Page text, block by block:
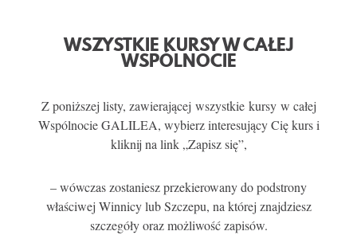
WSZYSTKIE KURSY W CAŁEJ
WSPÓLNOCIE
Z poniższej listy, zawierającej wszystkie kursy w całej
Wspólnocie GALILEA, wybierz interesujący Cię kurs i
kliknij na link „Zapisz się”,
– wówczas zostaniesz przekierowany do podstrony
właściwej Winnicy lub Szczepu, na której znajdziesz
szczegóły oraz możliwość zapisów.